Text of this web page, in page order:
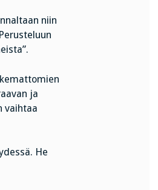
niin
ja
vaihtaa
He